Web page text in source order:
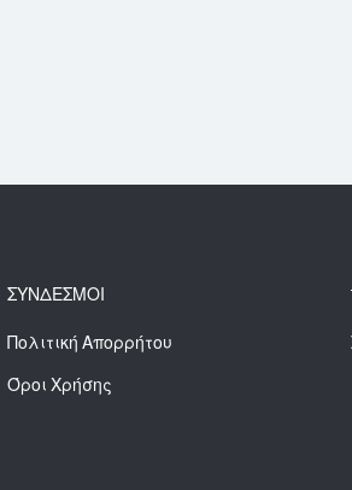
ΣΥΝΔΕΣΜΟΙ
Πολιτική Απορρήτου
Όροι Χρήσης